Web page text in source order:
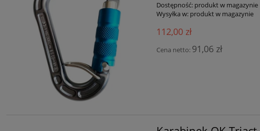
Dostępność: produkt w magazynie
Wysyłka w: produkt w magazynie
112,00 zł
Cena netto: 91,06 zł